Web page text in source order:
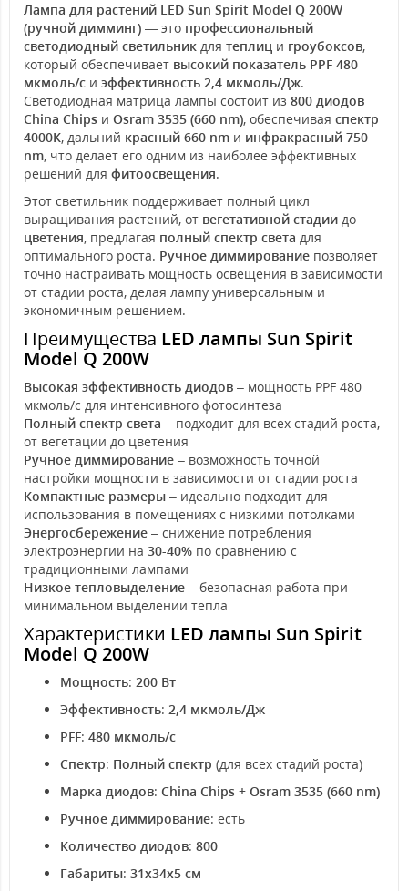
Лампа для растений LED Sun Spirit Model Q 200W
(ручной димминг) — это профессиональный
светодиодный светильник для теплиц и гроубоксов,
который обеспечивает высокий показатель PPF 480
мкмоль/с и эффективность 2,4 мкмоль/Дж.
Светодиодная матрица лампы состоит из 800 диодов
China Chips и Osram 3535 (660 nm), обеспечивая спектр
4000К, дальний красный 660 nm и инфракрасный 750
nm, что делает его одним из наиболее эффективных
решений для фитоосвещения.
Этот светильник поддерживает полный цикл
выращивания растений, от вегетативной стадии до
цветения, предлагая полный спектр света для
оптимального роста. Ручное диммирование позволяет
точно настраивать мощность освещения в зависимости
от стадии роста, делая лампу универсальным и
экономичным решением.
Преимущества LED лампы Sun Spirit
Model Q 200W
Высокая эффективность диодов – мощность PPF 480
мкмоль/с для интенсивного фотосинтеза
Полный спектр света – подходит для всех стадий роста,
от вегетации до цветения
Ручное диммирование – возможность точной
настройки мощности в зависимости от стадии роста
Компактные размеры – идеально подходит для
использования в помещениях с низкими потолками
Энергосбережение – снижение потребления
электроэнергии на 30-40% по сравнению с
традиционными лампами
Низкое тепловыделение – безопасная работа при
минимальном выделении тепла
Характеристики LED лампы Sun Spirit
Model Q 200W
Мощность: 200 Вт
Эффективность: 2,4 мкмоль/Дж
PFF: 480 мкмоль/с
Спектр: Полный спектр (для всех стадий роста)
Марка диодов: China Chips + Osram 3535 (660 nm)
Ручное диммирование: есть
Количество диодов: 800
Габариты: 31x34x5 см